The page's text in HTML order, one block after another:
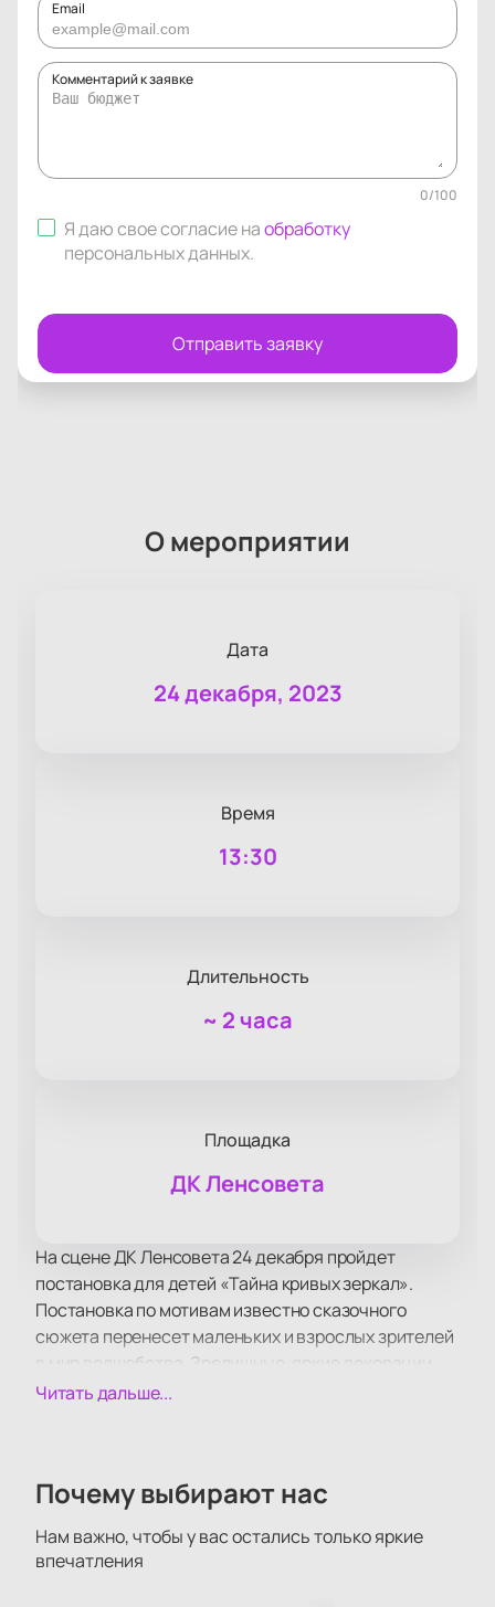
Email
Комментарий к заявке
0/100
Я даю свое согласие наобработку
персональных данных.
Отправить заявку
О мероприятии
Дата
24 декабря, 2023
Время
13:30
Длительность
~ 2 часа
Площадка
ДК Ленсовета
На сцене ДК Ленсовета 24 декабря пройдет
постановка для детей «Тайна кривых зеркал».
Постановка по мотивам известно сказочного
сюжета перенесет маленьких и взрослых зрителей
в мир волшебства. Зрелищные, яркие декорации,
красивые костюмы и захватывающий сюжет
героев, добро и справедливость обязательно
получат справедливое наказание. Поучительный
сюжет, игра актеров, красивое музыкальное
Читать дальше...
Почему выбирают нас
Нам важно, чтобы у вас остались только яркие
впечатления